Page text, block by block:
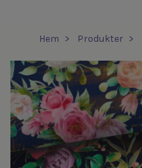
Hem Produkter